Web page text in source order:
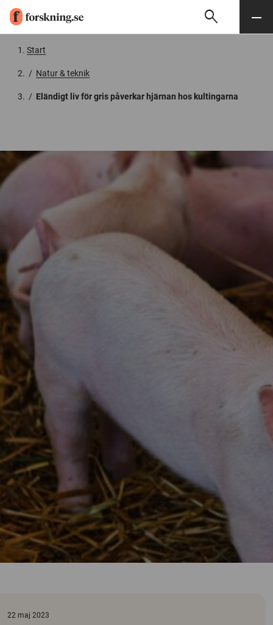
Söksearch Meny
Start
/ Natur & teknik
/ Eländigt liv för gris påverkar hjärnan hos kultingarna
22 maj 2023